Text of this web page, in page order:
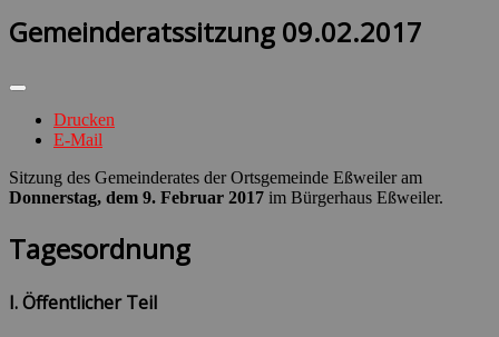
Gemeinderatssitzung 09.02.2017
Drucken
E-Mail
Sitzung des Gemeinderates der Ortsgemeinde Eßweiler am
Donnerstag, dem 9. Februar 2017 im Bürgerhaus Eßweiler.
Tagesordnung
I. Öffentlicher Teil